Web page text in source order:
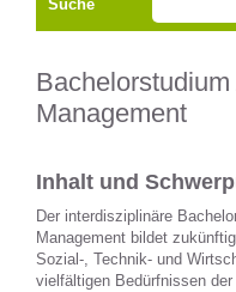
Suche
Management
Inhalt und
Der interdisziplinäre
Management bildet
Sozial-, Technik- und
vielfältigen Bedürfnissen